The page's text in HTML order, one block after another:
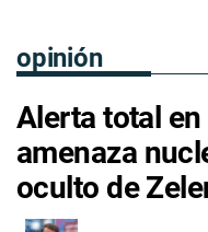
opinión
Alerta total
amenaza
oculto de